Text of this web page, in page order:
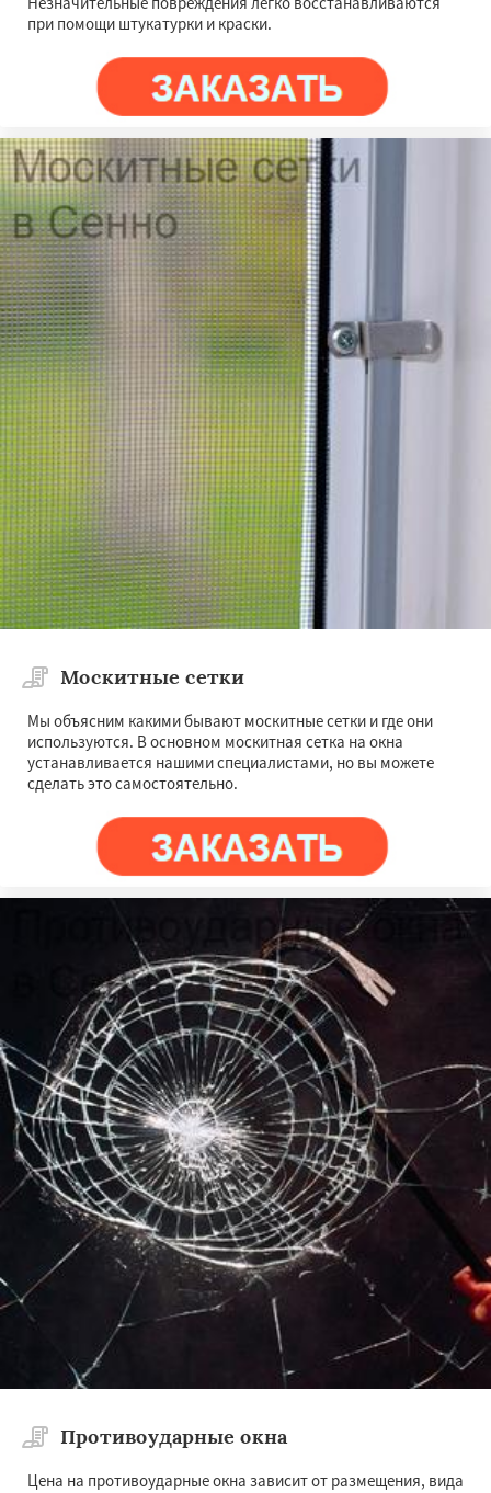
при помощи штукатурки и краски.
Москитные сетки
Мы объясним какими бывают москитные сетки и где они
используются. В основном москитная сетка на окна
устанавливается нашими специалистами, но вы можете
сделать это самостоятельно.
Противоударные окна
Цена на противоударные окна зависит от размещения, вида